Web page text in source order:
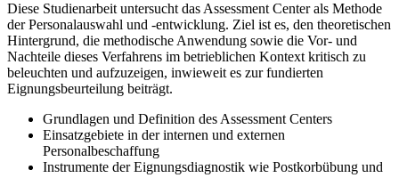
Diese Studienarbeit untersucht das Assessment Center als Methode
der Personalauswahl und -entwicklung. Ziel ist es, den theoretischen
Hintergrund, die methodische Anwendung sowie die Vor- und
Nachteile dieses Verfahrens im betrieblichen Kontext kritisch zu
beleuchten und aufzuzeigen, inwieweit es zur fundierten
Eignungsbeurteilung beiträgt.
Grundlagen und Definition des Assessment Centers
Einsatzgebiete in der internen und externen
Personalbeschaffung
Instrumente der Eignungsdiagnostik wie Postkorbübung und